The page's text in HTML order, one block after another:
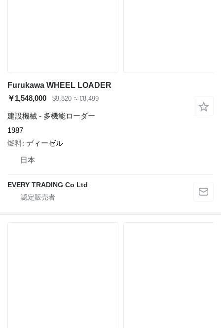
Furukawa WHEEL LOADER
￥1,548,000
$9,820 ≈ €8,499
建設機械 - 多機能ローダー
1987
燃料 ディーゼル
日本
EVERY TRADING Co Ltd